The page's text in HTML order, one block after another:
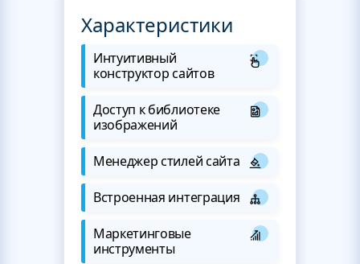
Характеристики
Интуитивный
конструктор сайтов
Доступ к библиотеке
изображений
Менеджер стилей сайта
Встроенная интеграция
Маркетинговые
инструменты